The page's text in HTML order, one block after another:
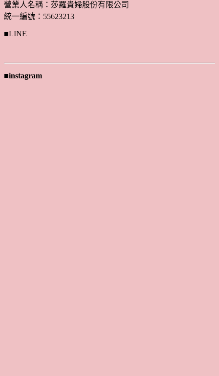
營業人名稱：莎羅貴婦股份有限公司
統一編號：55623213
■LINE
■instagram